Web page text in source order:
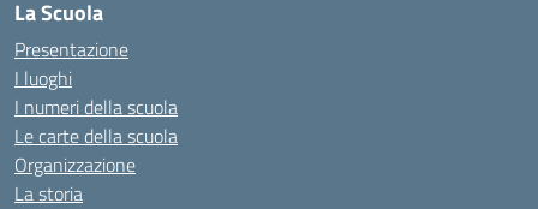
La Scuola
Presentazione
I luoghi
I numeri della scuola
Le carte della scuola
Organizzazione
La storia